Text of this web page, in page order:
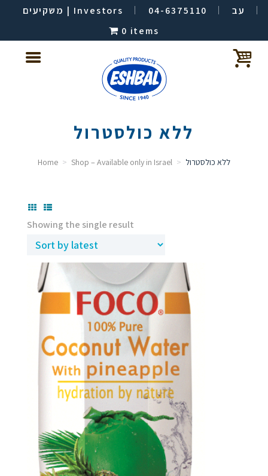
משקיעים | Investors 04-6375110
עב
0 items
ללא כולסטרול
Home Shop – Available only in Israel ללא כולסטרול
Showing the single result